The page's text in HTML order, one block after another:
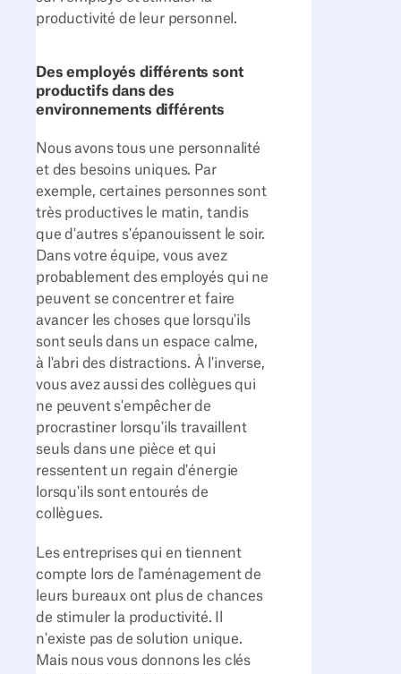
productivité de leur personnel.
Des employés différents sont
productifs dans des
environnements différents
Nous avons tous une personnalité
et des besoins uniques. Par
exemple, certaines personnes sont
très productives le matin, tandis
que d'autres s'épanouissent le soir.
Dans votre équipe, vous avez
probablement des employés qui ne
peuvent se concentrer et faire
avancer les choses que lorsqu'ils
sont seuls dans un espace calme,
à l'abri des distractions. À l'inverse,
vous avez aussi des collègues qui
ne peuvent s'empêcher de
procrastiner lorsqu'ils travaillent
seuls dans une pièce et qui
ressentent un regain d'énergie
lorsqu'ils sont entourés de
collègues.
Les entreprises qui en tiennent
compte lors de l'aménagement de
leurs bureaux ont plus de chances
de stimuler la productivité. Il
n'existe pas de solution unique.
Mais nous vous donnons les clés